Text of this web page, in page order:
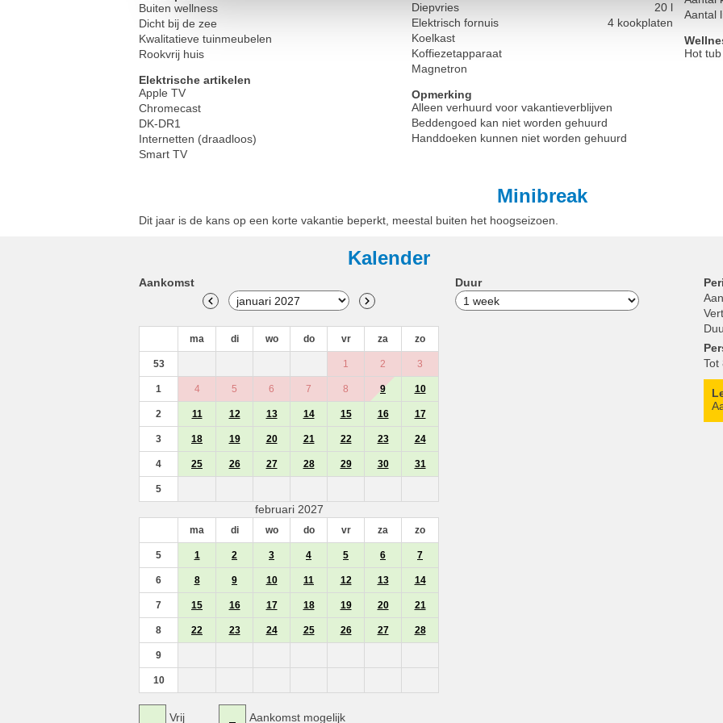
Buiten wellness
Dicht bij de zee
Kwalitatieve tuinmeubelen
Rookvrij huis
Elektrische artikelen
Apple TV
Chromecast
DK-DR1
Internetten (draadloos)
Smart TV
Diepvries
20 l
Elektrisch fornuis
4 kookplaten
Koelkast
Koffiezetapparaat
Magnetron
Opmerking
Alleen verhuurd voor vakantieverblijven
Beddengoed kan niet worden gehuurd
Handdoeken kunnen niet worden gehuurd
Aantal
Hot tub
Minibreak
Dit jaar is de kans op een korte vakantie beperkt, meestal buiten het hoogseizoen.
Kalender
Aankomst
ma di wo do vr za zo
53 1 2 3
1 4 5 6 7 8 9 10
2 11 12 13 14 15 16 17
3 18 19 20 21 22 23 24
4 25 26 27 28 29 30 31
5
februari 2027
ma di wo do vr za zo
5 1 2 3 4 5 6 7
6 8 9 10 11 12 13 14
7 15 16 17 18 19 20 21
8 22 23 24 25 26 27 28
9
10
Vrij Aankomst mogelijk
Duur
Tot